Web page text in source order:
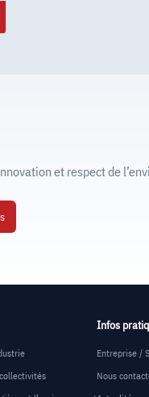
et respect de
Infos
Entreprise /
Nous